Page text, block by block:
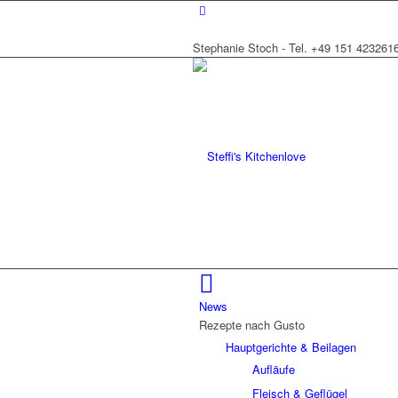
Stephanie Stoch - Tel. +49 151
News
Rezepte nach Gusto
Hauptgerichte & Beilagen
Aufläufe
Fleisch & Geflügel